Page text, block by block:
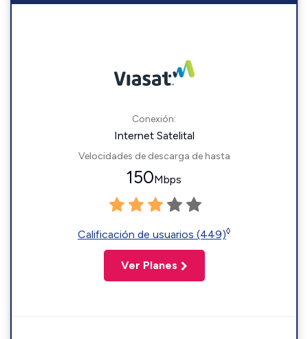
Conexión:
Internet Satelital
Velocidades de descarga de hasta
150Mbps
Calificación de usuarios (449)◊
Ver Planes